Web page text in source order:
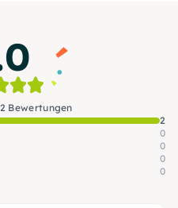
Bewertungen
2
0
0
0
0